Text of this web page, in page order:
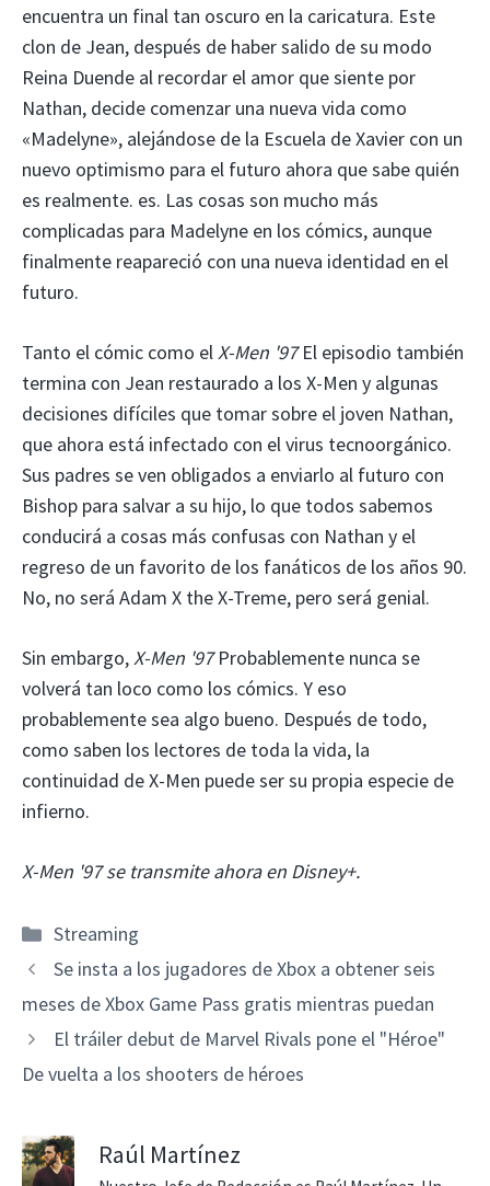
encuentra un final tan oscuro en la caricatura. Este
clon de Jean, después de haber salido de su modo
Reina Duende al recordar el amor que siente por
Nathan, decide comenzar una nueva vida como
«Madelyne», alejándose de la Escuela de Xavier con un
nuevo optimismo para el futuro ahora que sabe quién
es realmente. es. Las cosas son mucho más
complicadas para Madelyne en los cómics, aunque
finalmente reapareció con una nueva identidad en el
futuro.
Tanto el cómic como elX-Men '97El episodio también
termina con Jean restaurado a los X-Men y algunas
decisiones difíciles que tomar sobre el joven Nathan,
que ahora está infectado con el virus tecnoorgánico.
Sus padres se ven obligados a enviarlo al futuro con
Bishop para salvar a su hijo, lo que todos sabemos
conducirá a cosas más confusas con Nathan y el
regreso de un favorito de los fanáticos de los años 90.
No, no será Adam X the X-Treme, pero será genial.
Sin embargo,X-Men '97Probablemente nunca se
volverá tan loco como los cómics. Y eso
probablemente sea algo bueno. Después de todo,
como saben los lectores de toda la vida, la
continuidad de X-Men puede ser su propia especie de
infierno.
X-Men '97 se transmite ahora en Disney+.
Categorías
Streaming
Se insta a los jugadores de Xbox a obtener seis
meses de Xbox Game Pass gratis mientras puedan
El tráiler debut de Marvel Rivals pone el "Héroe"
De vuelta a los shooters de héroes
Raúl Martínez